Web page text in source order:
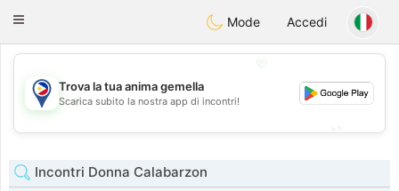
PhilippinesChat
Toggle
Mode Accedi
💖
💕
Trova la tua anima gemella
Scarica subito la nostra app di incontri!
Incontri Donna Calabarzon